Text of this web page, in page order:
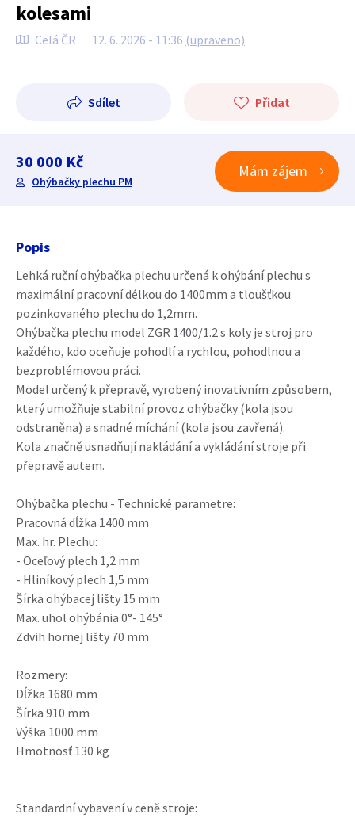
kolesami
Celá ČR 12. 6. 2026 - 11:36 (upraveno)
Sdílet Přidat
30 000 Kč
Ohýbačky plechu PM
Mám zájem
Popis
Lehká ruční ohýbačka plechu určená k ohýbání plechu s
maximální pracovní délkou do 1400mm a tloušťkou
pozinkovaného plechu do 1,2mm.
Ohýbačka plechu model ZGR 1400/1.2 s koly je stroj pro
každého, kdo oceňuje pohodlí a rychlou, pohodlnou a
bezproblémovou práci.
Model určený k přepravě, vyrobený inovativním způsobem,
který umožňuje stabilní provoz ohýbačky (kola jsou
odstraněna) a snadné míchání (kola jsou zavřená).
Kola značně usnadňují nakládání a vykládání stroje při
přepravě autem.
Ohýbačka plechu - Technické parametre:
Pracovná dĺžka 1400 mm
Max. hr. Plechu:
- Oceľový plech 1,2 mm
- Hliníkový plech 1,5 mm
Šírka ohýbacej lišty 15 mm
Max. uhol ohýbánia 0°- 145°
Zdvih hornej lišty 70 mm
Rozmery:
Dĺžka 1680 mm
Šírka 910 mm
Výška 1000 mm
Hmotnosť 130 kg
Standardní vybavení v ceně stroje: